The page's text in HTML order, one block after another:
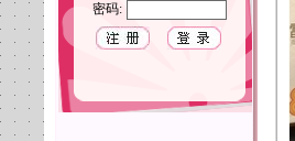
密码: